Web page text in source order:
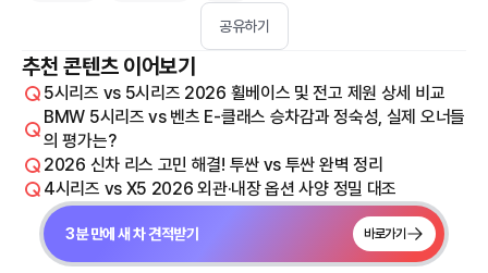
공유하기
추천 콘텐츠 이어보기
5시리즈 vs 5시리즈 2026 휠베이스 및 전고 제원 상세 비교
BMW 5시리즈 vs 벤츠 E-클래스 승차감과 정숙성, 실제 오너들
의 평가는?
2026 신차 리스 고민 해결! 투싼 vs 투싼 완벽 정리
4시리즈 vs X5 2026 외관·내장 옵션 사양 정밀 대조
3분 만에 새 차 견적받기 바로가기